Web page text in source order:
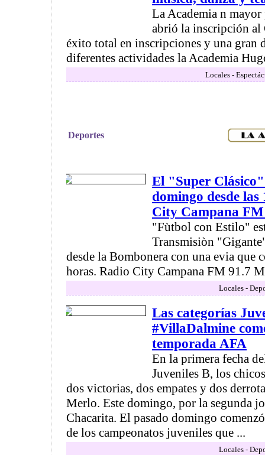
La Academia n
abrió la inscripción
éxito total en inscripciones y una gran
diferentes actividades la Academia
Locales -
Deportes
El "Super
domingo desde
City Campana
"Fùtbol con Estilo"
Transmisiòn
desde la Bombonera con una evia que
horas. Radio City Campana FM 91.7
Locales -
Las categorías
#VillaDalmine
temporada AFA
En la primera fecha
Juveniles B, los
dos victorias, dos empates y dos
Merlo. Este domingo, por la segunda
Chacarita. El pasado domingo
de los campeonatos juveniles que ...
Locales -